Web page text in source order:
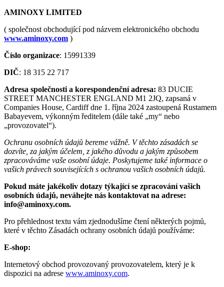
AMINOXY LIMITED
( společnost obchodující pod názvem elektronického obchodu
www.aminoxy.com )
Číslo organizace: 15991339
DIČ: 18 315 22 717
Adresa společnosti a korespondenční adresa: 83 DUCIE
STREET MANCHESTER ENGLAND M1 2JQ, zapsaná v
Companies House, Cardiff dne 1. října 2024 zastoupená Rustamem
Babayevem, výkonným ředitelem (dále také „my“ nebo
„provozovatel“).
Ochranu osobních údajů bereme vážně. V těchto zásadách se
dozvíte, za jakým účelem, z jakého důvodu a jakým způsobem
zpracováváme vaše osobní údaje. Poskytujeme také informace o
vašich právech souvisejících s ochranou vašich osobních údajů.
Pokud máte jakékoliv dotazy týkající se zpracování vašich
osobních údajů, neváhejte nás kontaktovat na adrese:
info@aminoxy.com.
Pro přehlednost textu vám zjednodušíme čtení některých pojmů,
které v těchto Zásadách ochrany osobních údajů používáme:
E-shop:
Internetový obchod provozovaný provozovatelem, který je k
dispozici na adrese www.aminoxy.com.